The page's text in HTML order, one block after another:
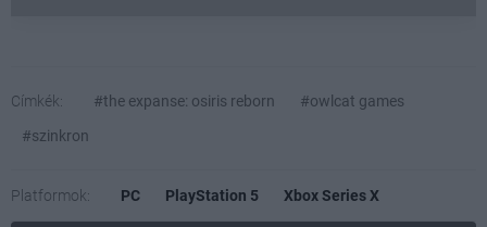
Címkék: #the expanse: osiris reborn
#owlcat games
#szinkron
Platformok: PC PlayStation 5 Xbox Series X